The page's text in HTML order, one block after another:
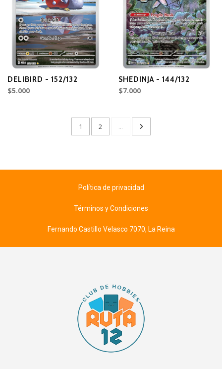
DELIBIRD - 152/132
$5.000
SHEDINJA - 144/132
$7.000
1 2 ...
Política de privacidad
Términos y Condiciones
Fernando Castillo Velasco 7070, La Reina